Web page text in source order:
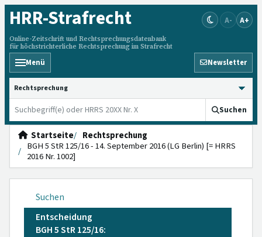
HRR-Strafrecht
Online-Zeitschrift und Rechtsprechungsdatenbank
für höchstrichterliche Rechtsprechung im Strafrecht
A- A+
Menü Newsletter
HRRS durchsuchen
Suchen
Startseite
Rechtsprechung
BGH 5 StR 125/16 - 14. September 2016 (LG Berlin) [= HRRS
2016 Nr. 1002]
Suchen
Entscheidung
BGH 5 StR 125/16: